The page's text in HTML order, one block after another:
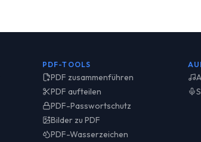
PDF-TOOLS
PDF zusammenführen
PDF aufteilen
PDF-Passwortschutz
Bilder zu PDF
PDF-Wasserzeichen